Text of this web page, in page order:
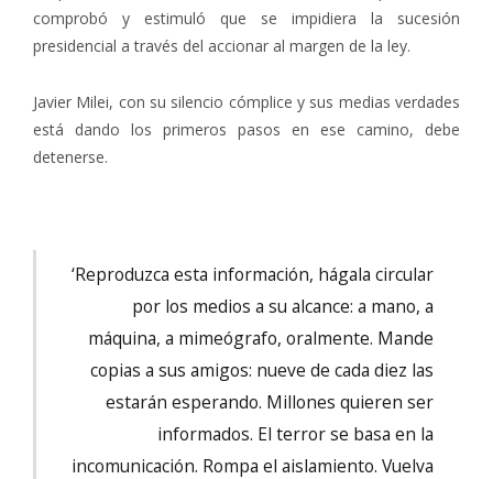
comprobó y estimuló que se impidiera la sucesión
presidencial a través del accionar al margen de la ley.
Javier Milei, con su silencio cómplice y sus medias verdades
está dando los primeros pasos en ese camino, debe
detenerse.
‘Reproduzca esta información, hágala circular
por los medios a su alcance: a mano, a
máquina, a mimeógrafo, oralmente. Mande
copias a sus amigos: nueve de cada diez las
estarán esperando. Millones quieren ser
informados. El terror se basa en la
incomunicación. Rompa el aislamiento. Vuelva